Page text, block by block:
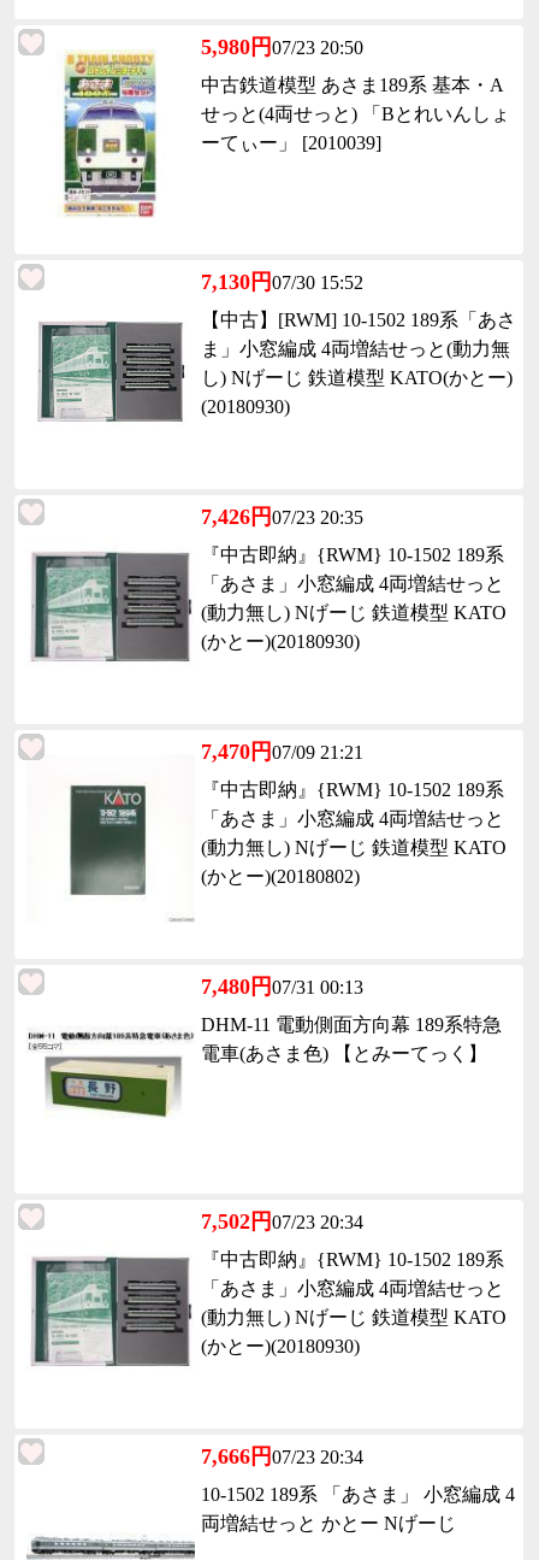
5,980円07/23 20:50
中古鉄道模型 あさま189系 基本・A
せっと(4両せっと) 「Bとれいんしょ
ーてぃー」 [2010039]
7,130円07/30 15:52
【中古】[RWM] 10-1502 189系「あさ
ま」小窓編成 4両増結せっと(動力無
し) Nげーじ 鉄道模型 KATO(かとー)
(20180930)
7,426円07/23 20:35
『中古即納』{RWM} 10-1502 189系
「あさま」小窓編成 4両増結せっと
(動力無し) Nげーじ 鉄道模型 KATO
(かとー)(20180930)
7,470円07/09 21:21
『中古即納』{RWM} 10-1502 189系
「あさま」小窓編成 4両増結せっと
(動力無し) Nげーじ 鉄道模型 KATO
(かとー)(20180802)
7,480円07/31 00:13
DHM-11 電動側面方向幕 189系特急
電車(あさま色) 【とみーてっく】
7,502円07/23 20:34
『中古即納』{RWM} 10-1502 189系
「あさま」小窓編成 4両増結せっと
(動力無し) Nげーじ 鉄道模型 KATO
(かとー)(20180930)
7,666円07/23 20:34
10-1502 189系 「あさま」 小窓編成 4
両増結せっと かとー Nげーじ